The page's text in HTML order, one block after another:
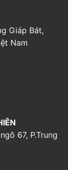
Giáp Bát,
Nam
67, P.Trung